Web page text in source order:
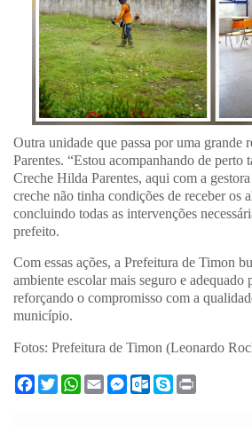
Outra unidade que passa por uma grande
Parentes. “Estou acompanhando de perto
Creche Hilda Parentes, aqui com a
creche não tinha condições de receber os
concluindo todas as intervenções
prefeito.
Com essas ações, a Prefeitura de Timon
ambiente escolar mais seguro e adequado
reforçando o compromisso com a
município.
Fotos: Prefeitura de Timon (Leonardo
F
a
T
w
W
h
E
m
M
e
O
u
S
k